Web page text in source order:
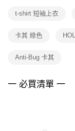
１．透過由恩沛科技股
權轉讓予恩沛科技股份
３．未成年的使用者請
４．使用「AFTEE先享
t-shirt 短袖上衣
卡其 綠色
Anti-Bug 卡其
一 必買清單 一